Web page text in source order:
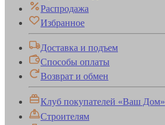
Распродажа
Избранное
Доставка и подъем
Способы оплаты
Возврат и обмен
Клуб покупателей «Ваш Дом»
Строителям